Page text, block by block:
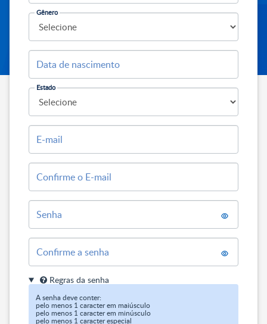
Gênero
Data de nascimento
Estado
E-mail
Confirme o E-mail
Senha
Confirme a senha
Regras da senha
A senha deve conter:
pelo menos 1 caracter em maiúsculo
pelo menos 1 caracter em minúsculo
pelo menos 1 caracter especial